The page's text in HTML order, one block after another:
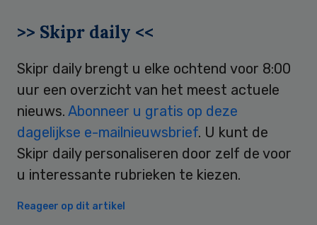
>> Skipr daily <<
Skipr daily brengt u elke ochtend voor 8:00
uur een overzicht van het meest actuele
nieuws. Abonneer u gratis op deze
dagelijkse e-mailnieuwsbrief. U kunt de
Skipr daily personaliseren door zelf de voor
u interessante rubrieken te kiezen.
Reageer op dit artikel